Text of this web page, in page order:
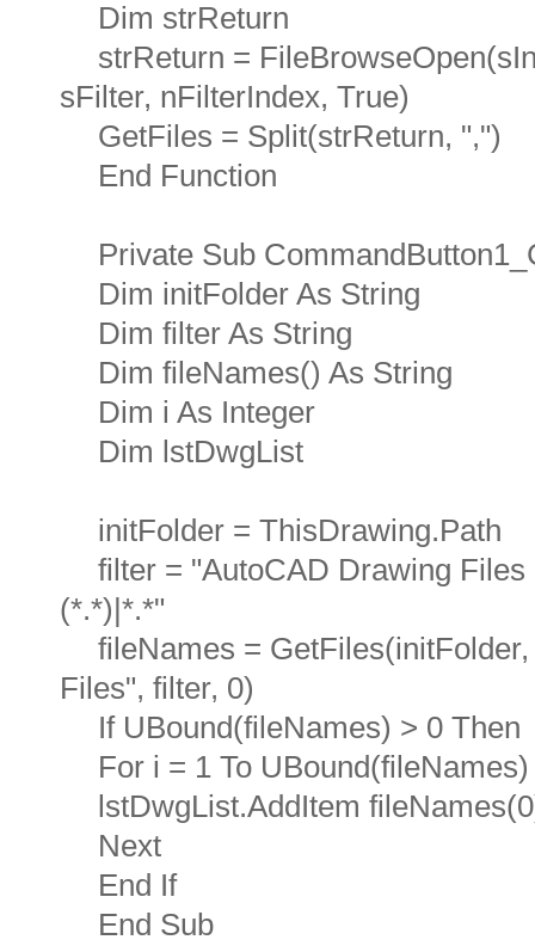
Dim strReturn
strReturn =
sFilter, nFilterIndex, True)
GetFiles = Split(strReturn, ",")
End Function
Private Sub
Dim initFolder As String
Dim filter As String
Dim fileNames() As String
Dim i As Integer
Dim lstDwgList
initFolder = ThisDrawing.Path
filter = "AutoCAD Drawing
(*.*)|*.*"
fileNames =
Files", filter, 0)
If UBound(fileNames) > 0 Then
For i = 1 To UBound(fileNames)
lstDwgList.AddItem
Next
End If
End Sub